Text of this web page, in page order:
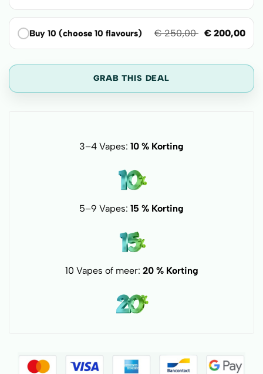
Buy 10 (choose 10 flavours) €250,00 € 200,00
GRAB THIS DEAL
3–4 Vapes: 10 % Korting
5–9 Vapes: 15 % Korting
10 Vapes of meer: 20 % Korting